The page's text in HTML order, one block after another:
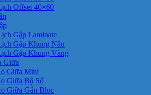
Offset 40×60
Gập Laminate
Gập Khung Nâu
Gập Khung Vàng
Giữa
Giữa Mini
Giữa Bộ Số
Giữa Gắn Bloc